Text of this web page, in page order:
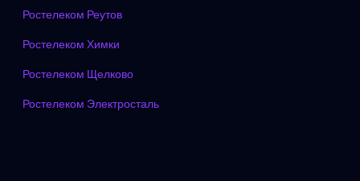
Ростелеком Реутов
Ростелеком Химки
Ростелеком Щелково
Ростелеком Электросталь